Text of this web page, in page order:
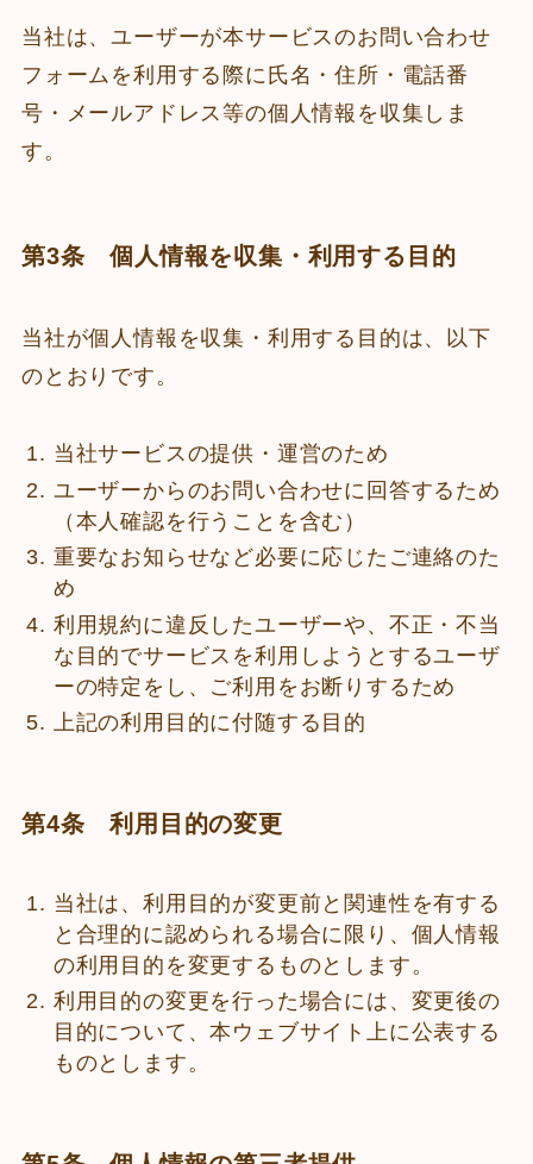
当社は、ユーザーが本サービスのお問い合わせ
フォームを利用する際に氏名・住所・電話番
号・メールアドレス等の個人情報を収集しま
す。
第3条 個人情報を収集・利用する目的
当社が個人情報を収集・利用する目的は、以下
のとおりです。
当社サービスの提供・運営のため
ユーザーからのお問い合わせに回答するため
（本人確認を行うことを含む）
重要なお知らせなど必要に応じたご連絡のた
め
利用規約に違反したユーザーや、不正・不当
な目的でサービスを利用しようとするユーザ
ーの特定をし、ご利用をお断りするため
上記の利用目的に付随する目的
第4条 利用目的の変更
当社は、利用目的が変更前と関連性を有する
と合理的に認められる場合に限り、個人情報
の利用目的を変更するものとします。
利用目的の変更を行った場合には、変更後の
目的について、本ウェブサイト上に公表する
ものとします。